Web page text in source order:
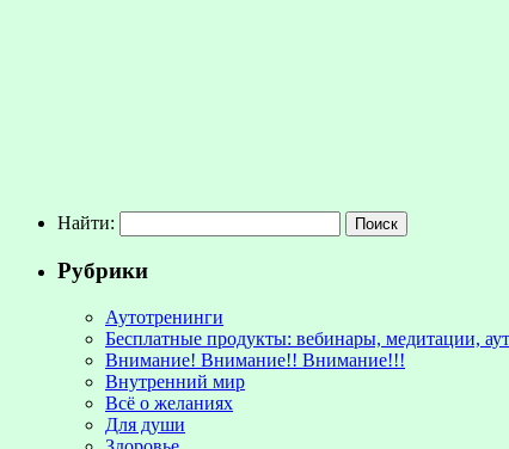
Найти:
Рубрики
Аутотренинги
Бесплатные продукты: вебинары, медитации,
Внимание! Внимание!! Внимание!!!
Внутренний мир
Всё о желаниях
Для души